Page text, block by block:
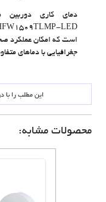
است که امکان عملکرد
جغرافیایی با دماهای
این مطلب را با
محصولات مشابه: